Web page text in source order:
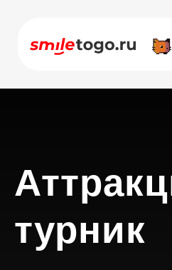
турник